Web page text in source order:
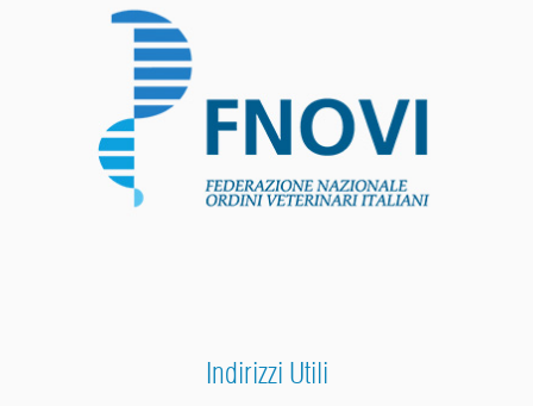
Indirizzi Utili